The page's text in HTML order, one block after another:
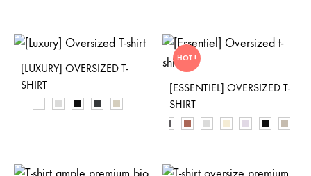
[LUXURY] OVERSIZED T-
SHIRT
HOT !
[ESSENTIEL] OVERSIZED T-
SHIRT